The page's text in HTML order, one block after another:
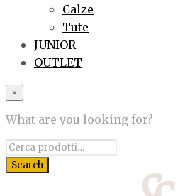
Calze
Tute
JUNIOR
OUTLET
×
What are you looking for?